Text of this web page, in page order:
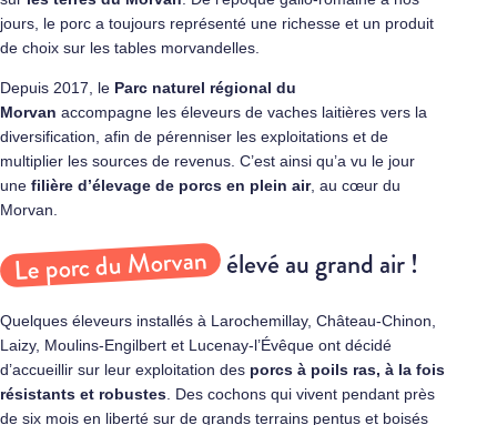
jours, le porc a toujours représenté une richesse et un produit
de choix sur les tables morvandelles.
Depuis 2017, le Parc naturel régional du
Morvan accompagne les éleveurs de vaches laitières vers la
diversification, afin de pérenniser les exploitations et de
multiplier les sources de revenus. C’est ainsi qu’a vu le jour
une filière d’élevage de porcs en plein air, au cœur du
Morvan.
Le porc du Morvan élevé au grand air !
Quelques éleveurs installés à Larochemillay, Château-Chinon,
Laizy, Moulins-Engilbert et Lucenay-l’Évêque ont décidé
d’accueillir sur leur exploitation des porcs à poils ras, à la fois
résistants et robustes. Des cochons qui vivent pendant près
de six mois en liberté sur de grands terrains pentus et boisés